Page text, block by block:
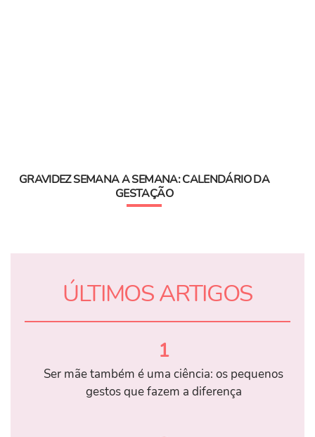
GRAVIDEZ SEMANA A SEMANA: CALENDÁRIO DA
GESTAÇÃO
ÚLTIMOS ARTIGOS
1
Ser mãe também é uma ciência: os pequenos
gestos que fazem a diferença